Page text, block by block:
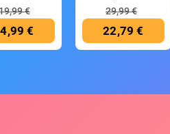
€
€
29,99 €
22,79 €